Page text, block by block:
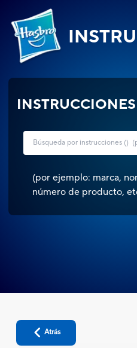
(por ejemplo: marca,
número de producto,
Atrás